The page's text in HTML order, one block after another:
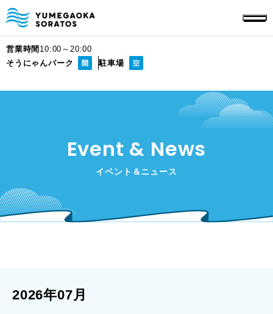
営業時間 10:00～20:00
そうにゃんパーク
駐車場
Event & News
イベント＆ニュース
2026年07月